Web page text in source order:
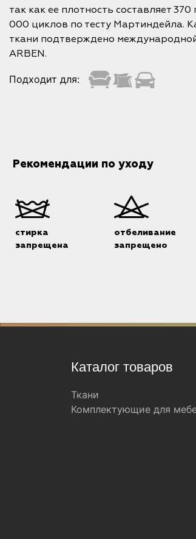
так как ее плотность составляет
000 циклов по тесту Мартиндейла.
ткани подтверждено
ARBEN.
Подходит для:
Рекомендации по уходу
стирка
запрещена
отбеливание
запрещено
Каталог товаров
Ткани
Комплектующие для